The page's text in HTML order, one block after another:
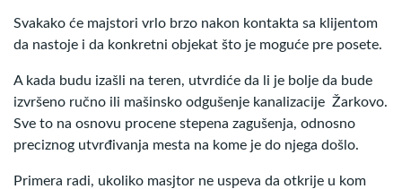
Svakako će majstori vrlo brzo nakon kontakta sa klijentom
da nastoje i da konkretni objekat što je moguće pre posete.
A kada budu izašli na teren, utvrdiće da li je bolje da bude
izvršeno ručno ili mašinsko odgušenje kanalizacije Žarkovo.
Sve to na osnovu procene stepena zagušenja, odnosno
preciznog utvrđivanja mesta na kome je do njega došlo.
Primera radi, ukoliko masjtor ne uspeva da otkrije u kom